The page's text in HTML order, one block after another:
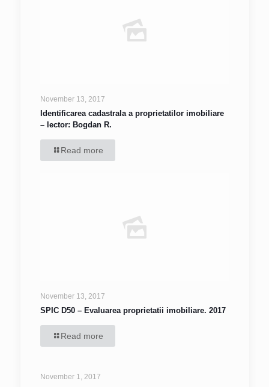
November 13, 2017
Identificarea cadastrala a proprietatilor imobiliare
– lector: Bogdan R.
Read more
November 13, 2017
SPIC D50 – Evaluarea proprietatii imobiliare. 2017
Read more
November 1, 2017